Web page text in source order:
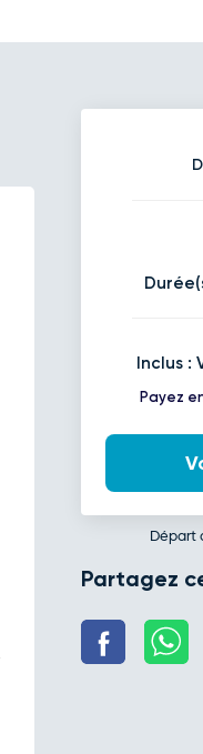
Inclus :
Payez
Départ
Partagez